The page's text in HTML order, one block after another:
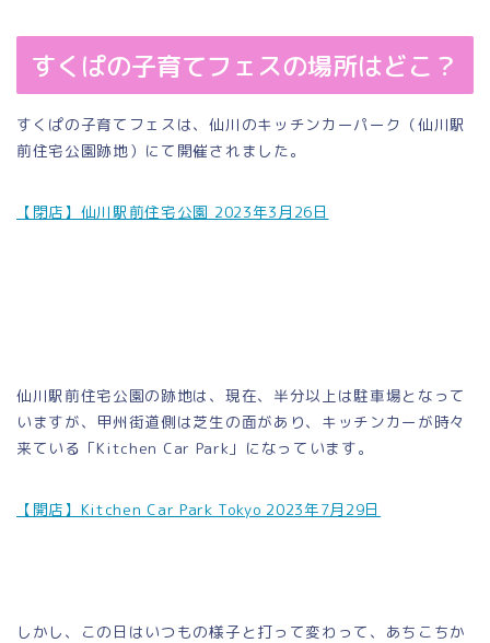
すくぱの子育てフェスの場所はどこ？
すくぱの子育てフェスは、仙川のキッチンカーパーク（仙川駅
前住宅公園跡地）にて開催されました。
【閉店】仙川駅前住宅公園 2023年3月26日
仙川駅前住宅公園の跡地は、現在、半分以上は駐車場となって
いますが、甲州街道側は芝生の面があり、キッチンカーが時々
来ている「Kitchen Car Park」になっています。
【開店】Kitchen Car Park Tokyo 2023年7月29日
しかし、この日はいつもの様子と打って変わって、あちこちか